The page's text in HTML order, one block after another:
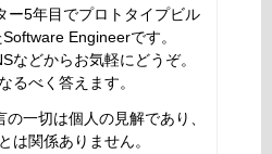
ー5年目でプロトタイプビル
Engineerです。
などからお気軽にどうぞ。
るべく答えます。
一切は個人の見解であり、
は関係ありません。